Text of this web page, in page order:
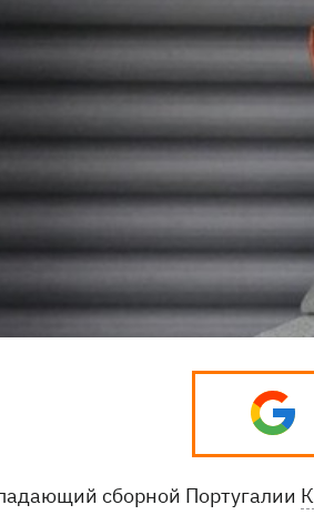
сборной Португалии